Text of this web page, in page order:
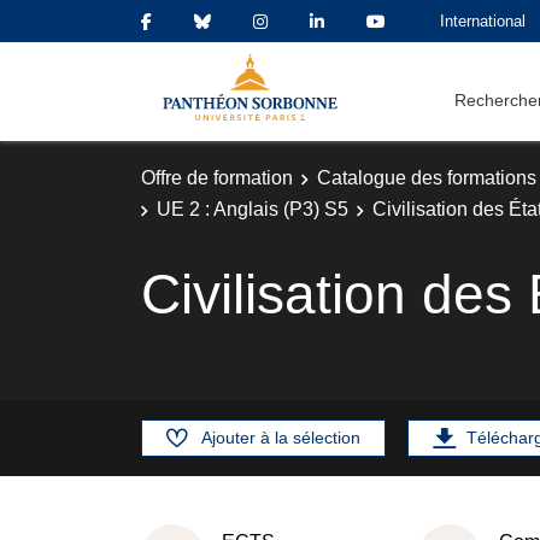
International
Offre de formation
Catalogue des formations
UE 2 : Anglais (P3) S5
Civilisation des
Civilisation des
Ajouter à la sélection